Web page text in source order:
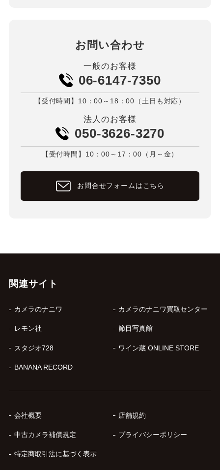
お問い合わせ
一般のお客様
06-6147-7350
【受付時間】10：00～18：00（土日も対応）
法人のお客様
050-3626-3270
【受付時間】10：00～17：00（月～金）
お問合せフォームはこちら
関連サイト
カメラのナニワ カメラのナニワ買取センター
レモン社 節目写真館
スタジオ728 ワイン蔵 ONLINE STORE
BANANA RECORD
会社概要 店舗規約
中古カメラ補償規定 プライバシーポリシー
特定商取引法に基づく表示